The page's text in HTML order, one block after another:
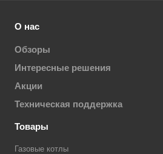
О нас
Обзоры
Интересные решения
Акции
Техническая поддержка
Товары
Газовые котлы